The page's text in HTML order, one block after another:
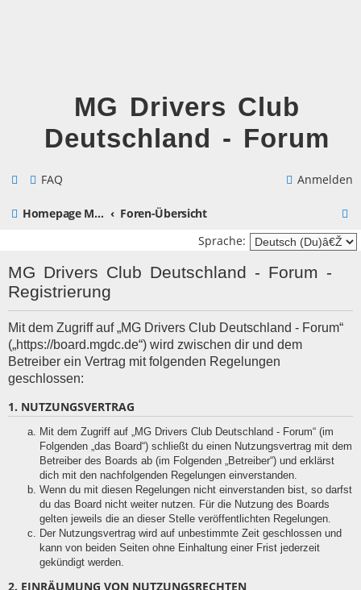
MG Drivers Club
Deutschland - Forum
FAQ Anmelden
Homepage MG Drivers Club Deutschland Foren-Übersicht
u
e
Sprache:
MG Drivers Club Deutschland - Forum -
Registrierung
Mit dem Zugriff auf „MG Drivers Club Deutschland - Forum“
(„https://board.mgdc.de“) wird zwischen dir und dem
Betreiber ein Vertrag mit folgenden Regelungen
geschlossen:
1. NUTZUNGSVERTRAG
Mit dem Zugriff auf „MG Drivers Club Deutschland - Forum“ (im
Folgenden „das Board“) schließt du einen Nutzungsvertrag mit dem
Betreiber des Boards ab (im Folgenden „Betreiber“) und erklärst
dich mit den nachfolgenden Regelungen einverstanden.
Wenn du mit diesen Regelungen nicht einverstanden bist, so darfst
du das Board nicht weiter nutzen. Für die Nutzung des Boards
gelten jeweils die an dieser Stelle veröffentlichten Regelungen.
Der Nutzungsvertrag wird auf unbestimmte Zeit geschlossen und
kann von beiden Seiten ohne Einhaltung einer Frist jederzeit
gekündigt werden.
2. EINRÄUMUNG VON NUTZUNGSRECHTEN